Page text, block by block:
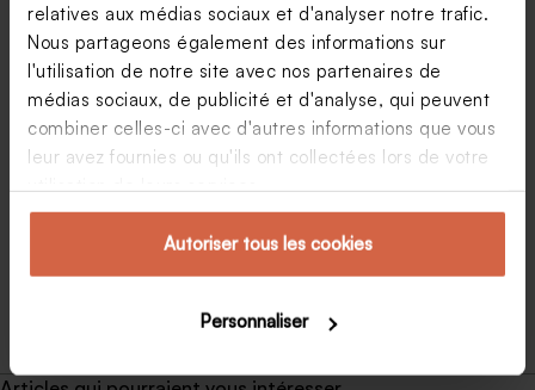
relatives aux médias sociaux et d'analyser notre trafic.
Nous partageons également des informations sur
l'utilisation de notre site avec nos partenaires de
médias sociaux, de publicité et d'analyse, qui peuvent
combiner celles-ci avec d'autres informations que vous
leur avez fournies ou qu'ils ont collectées lors de votre
Autoriser tous les cookies
Personnaliser
30 ans, un cap de la vie à célébrer sans hésiter
Fêtez vos 30 ans, pour voir les choses du bon côté
aviez encore une excuse lorsque…